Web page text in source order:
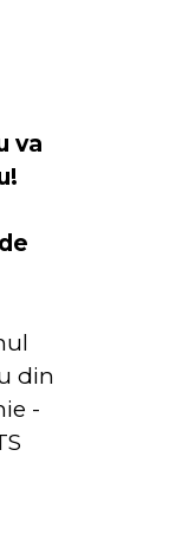
va
din
-